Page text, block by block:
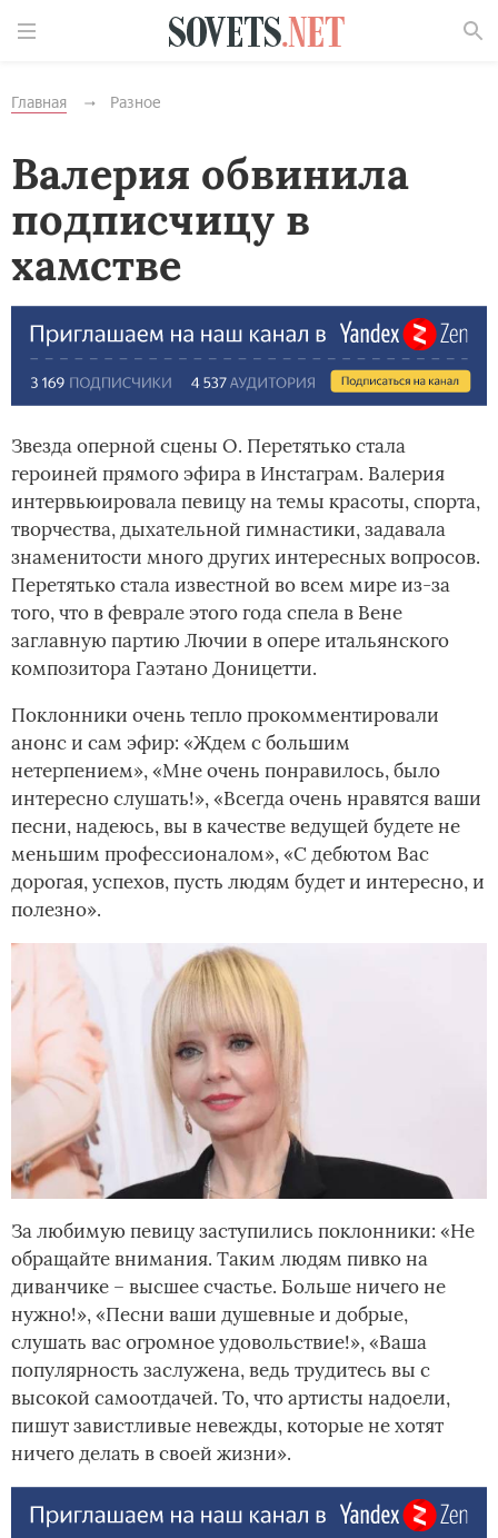
Главная Разное
Валерия обвинила
подписчицу в
хамстве
Звезда оперной сцены О. Перетятько стала
героиней прямого эфира в Инстаграм. Валерия
интервьюировала певицу на темы красоты, спорта,
творчества, дыхательной гимнастики, задавала
знаменитости много других интересных вопросов.
Перетятько стала известной во всем мире из-за
того, что в феврале этого года спела в Вене
заглавную партию Лючии в опере итальянского
композитора Гаэтано Доницетти.
Поклонники очень тепло прокомментировали
анонс и сам эфир: «Ждем с большим
нетерпением», «Мне очень понравилось, было
интересно слушать!», «Всегда очень нравятся ваши
песни, надеюсь, вы в качестве ведущей будете не
меньшим профессионалом», «С дебютом Вас
дорогая, успехов, пусть людям будет и интересно, и
полезно».
За любимую певицу заступились поклонники: «Не
обращайте внимания. Таким людям пивко на
диванчике – высшее счастье. Больше ничего не
нужно!», «Песни ваши душевные и добрые,
слушать вас огромное удовольствие!», «Ваша
популярность заслужена, ведь трудитесь вы с
высокой самоотдачей. То, что артисты надоели,
пишут завистливые невежды, которые не хотят
ничего делать в своей жизни».